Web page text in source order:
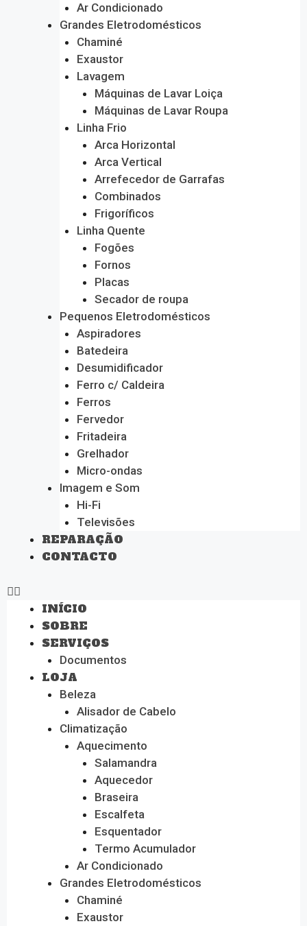
Ar Condicionado
Grandes Eletrodomésticos
Chaminé
Exaustor
Lavagem
Máquinas de Lavar Loiça
Máquinas de Lavar Roupa
Linha Frio
Arca Horizontal
Arca Vertical
Arrefecedor de Garrafas
Combinados
Frigoríficos
Linha Quente
Fogões
Fornos
Placas
Secador de roupa
Pequenos Eletrodomésticos
Aspiradores
Batedeira
Desumidificador
Ferro c/ Caldeira
Ferros
Fervedor
Fritadeira
Grelhador
Micro-ondas
Imagem e Som
Hi-Fi
Televisões
REPARAÇÃO
CONTACTO
INÍCIO
SOBRE
SERVIÇOS
Documentos
LOJA
Beleza
Alisador de Cabelo
Climatização
Aquecimento
Salamandra
Aquecedor
Braseira
Escalfeta
Esquentador
Termo Acumulador
Ar Condicionado
Grandes Eletrodomésticos
Chaminé
Exaustor